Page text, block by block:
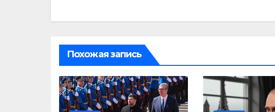
Похожая запись